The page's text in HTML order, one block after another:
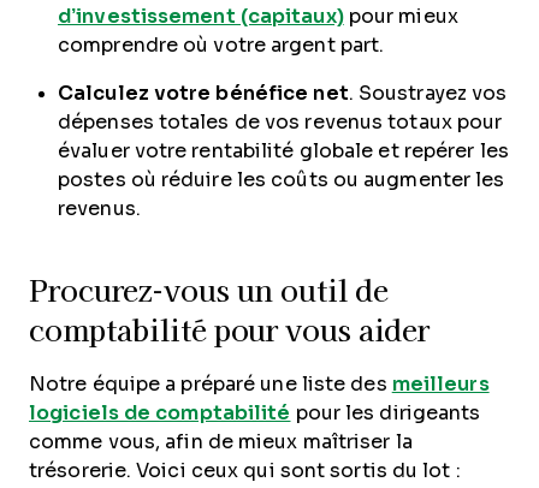
d’investissement (capitaux)pour mieux
comprendre où votre argent part.
Calculez votre bénéfice net. Soustrayez vos
dépenses totales de vos revenus totaux pour
évaluer votre rentabilité globale et repérer les
postes où réduire les coûts ou augmenter les
revenus.
Procurez-vous un outil de
comptabilité pour vous aider
Notre équipe a préparé une liste des meilleurs
logiciels de comptabilité pour les dirigeants
comme vous, afin de mieux maîtriser la
trésorerie. Voici ceux qui sont sortis du lot :